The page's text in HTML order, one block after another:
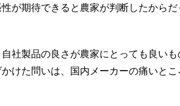
が期待できると農家が判断したからだ
社製品の良さが農家にとっても良いも
けた問いは、国内メーカーの痛いとこ